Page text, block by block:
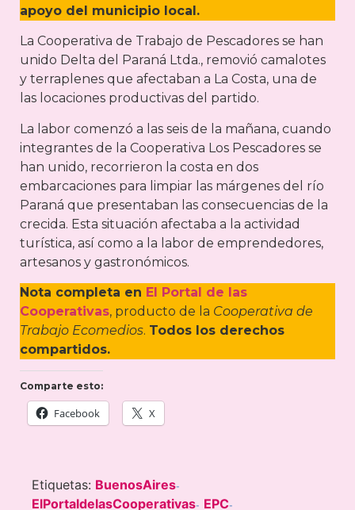
apoyo del municipio local.
La Cooperativa de Trabajo de Pescadores se han
unido Delta del Paraná Ltda., removió camalotes
y terraplenes que afectaban a La Costa, una de
las locaciones productivas del partido.
La labor comenzó a las seis de la mañana, cuando
integrantes de la Cooperativa Los Pescadores se
han unido, recorrieron la costa en dos
embarcaciones para limpiar las márgenes del río
Paraná que presentaban las consecuencias de la
crecida. Esta situación afectaba a la actividad
turística, así como a la labor de emprendedores,
artesanos y gastronómicos.
Nota completa en El Portal de las
Cooperativas, producto de la Cooperativa de
Trabajo Ecomedios. Todos los derechos
compartidos.
Comparte esto:
Facebook X
Etiquetas: BuenosAires-
ElPortaldelasCooperativas- EPC-